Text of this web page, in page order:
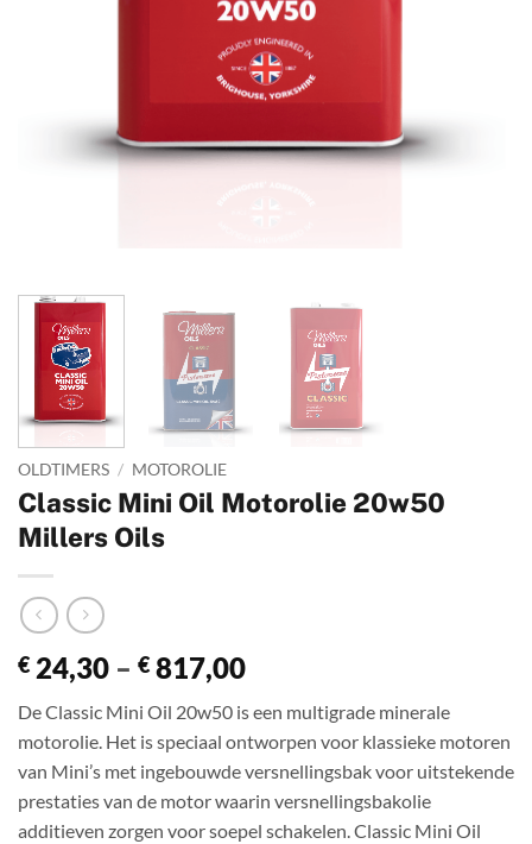
OLDTIMERS / MOTOROLIE
Classic Mini Oil Motorolie 20w50
Millers Oils
€ 24,30 – € 817,00Prijsklasse:
tot
€ 817,00
De Classic Mini Oil 20w50 is een multigrade minerale
motorolie. Het is speciaal ontworpen voor klassieke motoren
van Mini’s met ingebouwde versnellingsbak voor uitstekende
prestaties van de motor waarin versnellingsbakolie
additieven zorgen voor soepel schakelen. Classic Mini Oil